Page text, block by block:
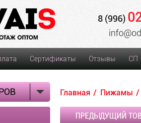
8 (996)
Сертификаты Отзывы СП
Главная Пижамы
ПРЕДЫДУЩИЙ